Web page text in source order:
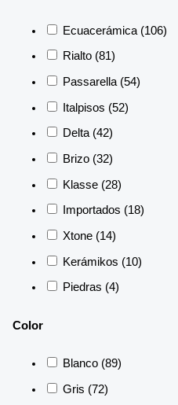
Ecuacerámica (106)
Rialto (81)
Passarella (54)
Italpisos (52)
Delta (42)
Brizo (32)
Klasse (28)
Importados (18)
Xtone (14)
Kerámikos (10)
Piedras (4)
Color
Blanco (89)
Gris (72)